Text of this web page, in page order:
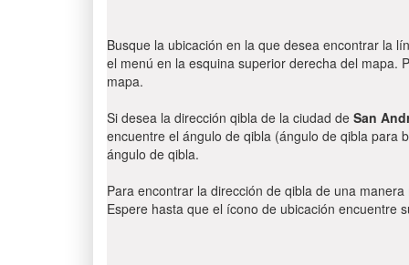
Busque la ubicación en la que desea encontrar la
el menú en la esquina superior derecha del mapa.
mapa.
Si desea la dirección qibla de la ciudad de San
encuentre el ángulo de qibla (ángulo de qibla para
ángulo de qibla.
Para encontrar la dirección de qibla de una
Espere hasta que el ícono de ubicación encuentre